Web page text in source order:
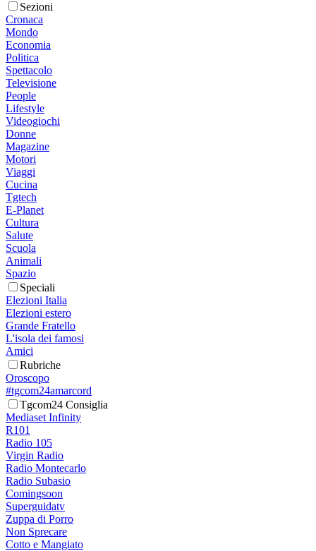
Sezioni
Cronaca
Mondo
Economia
Politica
Spettacolo
Televisione
People
Lifestyle
Videogiochi
Donne
Magazine
Motori
Viaggi
Cucina
Tgtech
E-Planet
Cultura
Salute
Scuola
Animali
Spazio
Speciali
Elezioni Italia
Elezioni estero
Grande Fratello
L'isola dei famosi
Amici
Rubriche
Oroscopo
#tgcom24amarcord
Tgcom24 Consiglia
Mediaset Infinity
R101
Radio 105
Virgin Radio
Radio Montecarlo
Radio Subasio
Comingsoon
Superguidatv
Zuppa di Porro
Non Sprecare
Cotto e Mangiato